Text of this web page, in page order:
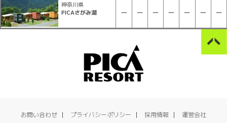
神奈川県
PICAさがみ湖
お問い合わせ プライバシーポリシー 採用情報 運営会社